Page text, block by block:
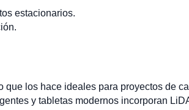
estacionarios.
los hace ideales para proyectos de
y tabletas modernos incorporan